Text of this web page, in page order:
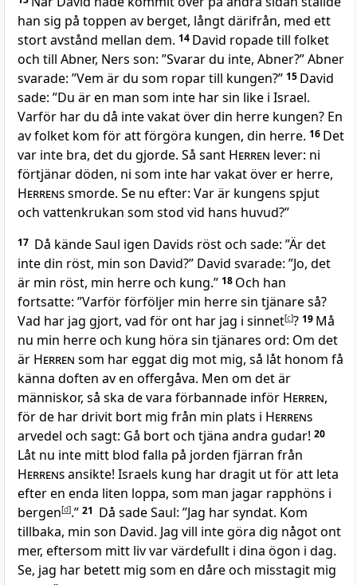
han sig på toppen av berget, långt därifrån, med ett
stort avstånd mellan dem. 14 David ropade till folket
och till Abner, Ners son: ”Svarar du inte, Abner?” Abner
svarade: ”Vem är du som ropar till kungen?” 15 David
sade: ”Du är en man som inte har sin like i Israel.
Varför har du då inte vakat över din herre kungen? En
av folket kom för att förgöra kungen, din herre. 16 Det
var inte bra, det du gjorde. Så sant Herren lever: ni
förtjänar döden, ni som inte har vakat över er herre,
Herrenssmorde. Se nu efter: Var är kungens spjut
och vattenkrukan som stod vid hans huvud?”
17 Då kände Saul igen Davids röst och sade: ”Är det
inte din röst, min son David?” David svarade: ”Jo, det
är min röst, min herre och kung.” 18 Och han
fortsatte: ”Varför förföljer min herre sin tjänare så?
Vad har jag gjort, vad för ont har jag i sinnet[c]? 19 Må
nu min herre och kung höra sin tjänares ord: Om det
är Herren som har eggat dig mot mig, så låt honom få
känna doften av en offergåva. Men om det är
människor, så ska de vara förbannade inför Herren,
för de har drivit bort mig från min plats i Herrens
arvedel och sagt: Gå bort och tjäna andra gudar! 20
Låt nu inte mitt blod falla på jorden fjärran från
Herrensansikte! Israels kung har dragit ut för att leta
efter en enda liten loppa, som man jagar rapphöns i
bergen[d].” 21 Då sade Saul: ”Jag har syndat. Kom
tillbaka, min son David. Jag vill inte göra dig något ont
mer, eftersom mitt liv var värdefullt i dina ögon i dag.
Se, jag har betett mig som en dåre och misstagit mig